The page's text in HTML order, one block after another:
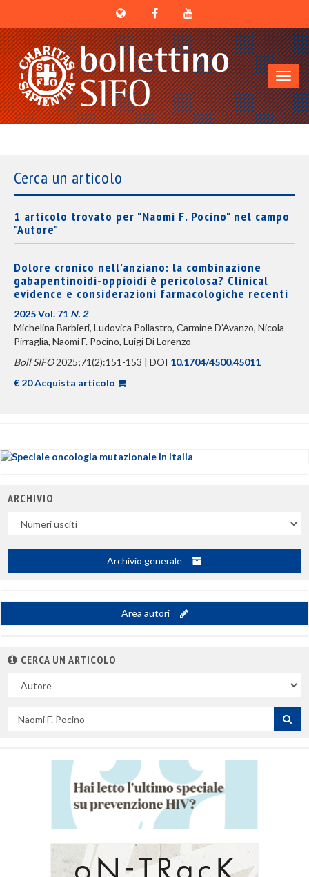
Cerca un articolo
1 articolo trovato per "Naomi F. Pocino" nel campo
"Autore"
Dolore cronico nell’anziano: la combinazione
gabapentinoidi-oppioidi è pericolosa? Clinical
evidence e considerazioni farmacologiche recenti
2025 Vol. 71 N. 2
Michelina Barbieri, Ludovica Pollastro, Carmine D’Avanzo, Nicola
Pirraglia, Naomi F. Pocino, Luigi Di Lorenzo
Boll SIFO2025;71(2):151-153 | DOI 10.1704/4500.45011
€ 20 Acquista articolo
ARCHIVIO
Archivio generale
Area autori
CERCA UN ARTICOLO
campo
per